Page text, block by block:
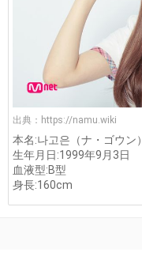
出典： https://namu.wiki
本名:나고은（ナ・ゴウン）
生年月日:1999年9月3日
血液型:B型
身長:160cm